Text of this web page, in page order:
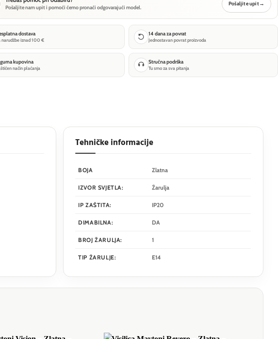
Pošaljite nam upit i pomoći ćemo pronaći odgovarajući model.
Pošaljite upit→
dostava
narudžbe iznad 100 €
14 dana za povrat
Jednostavan povrat proizvoda
kupovina
način plaćanja
Stručna podrška
Tu smo za sva pitanja
Tehničke informacije
BOJA Zlatna
IZVOR SVJETLA: Žarulja
IP ZAŠTITA: IP20
DIMABILNA: DA
BROJ ŽARULJA: 1
TIP ŽARULJE: E14